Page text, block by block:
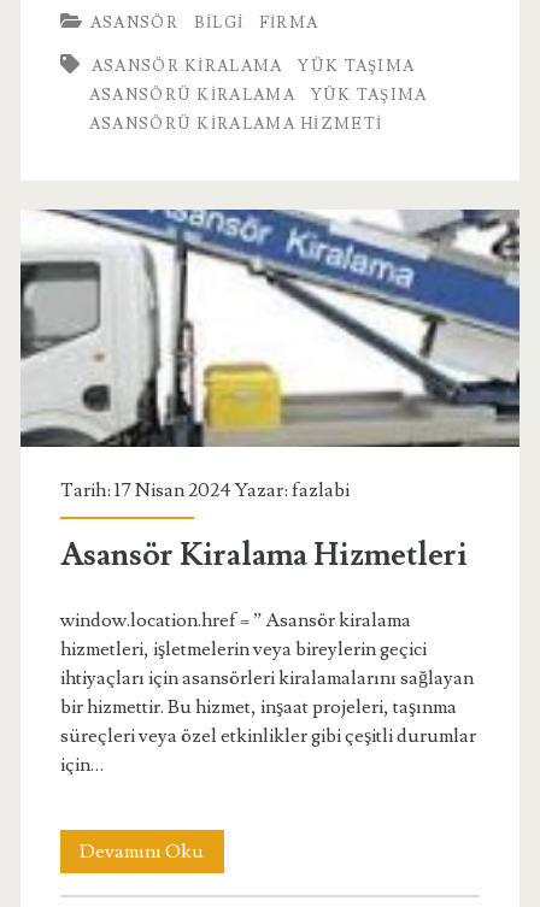
Asansörü
Kiralama
Hizmeti
ASANSÖR BILGI FIRMA
ASANSÖR KIRALAMA
YÜK TAŞIMA
ASANSÖRÜ KIRALAMA
YÜK TAŞIMA
ASANSÖRÜ KIRALAMA HIZMETI
Tarih: 17 Nisan 2024 Yazar: fazlabi
Asansör Kiralama Hizmetleri
window.location.href = ” Asansör kiralama
hizmetleri, işletmelerin veya bireylerin geçici
ihtiyaçları için asansörleri kiralamalarını sağlayan
bir hizmettir. Bu hizmet, inşaat projeleri, taşınma
süreçleri veya özel etkinlikler gibi çeşitli durumlar
için…
Devamını OkuAsansör
Kiralama